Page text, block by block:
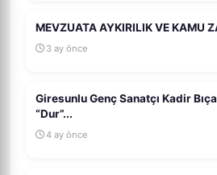
MEVZUATA AYKIRILIK VE KAMU
3 ay önce
Giresunlu Genç Sanatçı Kadir
“Dur”...
4 ay önce